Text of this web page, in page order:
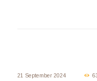
21 September 2024